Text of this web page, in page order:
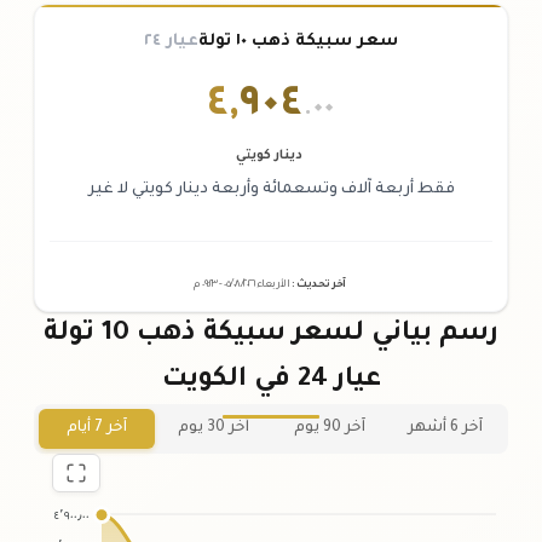
سعر سبيكة ذهب ١٠ تولة عيار ٢٤
٤,٩٠٤.٠٠
دينار كويتي
فقط أربعة آلاف وتسعمائة وأربعة دينار كويتي لا غير
آخر تحديث : الأربعاء ٠٥ /٠٨/٢٠٢٦ - ٠٩:٢٣م
رسم بياني لسعر سبيكة ذهب 10 تولة
عيار 24 في الكويت
آخر 6 أشهر آخر 90 يوم آخر 30 يوم آخر 7 أيام
٤٬٩٠٠٫٠٠